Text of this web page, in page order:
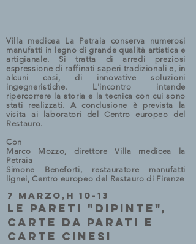
Villa medicea La Petraia conserva numerosi
manufatti in legno di grande qualità artistica e
artigianale. Si tratta di arredi preziosi
espressione di raffinati saperi tradizionali e, in
alcuni casi, di innovative soluzioni
ingegneristiche. L'incontro intende
ripercorrere la storia e la tecnica con cui sono
stati realizzati. A conclusione è prevista la
visita ai laboratori del Centro europeo del
Restauro.
Con
Marco Mozzo, direttore Villa medicea la
Petraia
Simone Beneforti, restauratore manufatti
lignei, Centro europeo del Restauro di Firenze
7 MARZO,H 10-13
LE PARETI "DIPINTE",
CARTE DA PARATI E
CARTE CINESI